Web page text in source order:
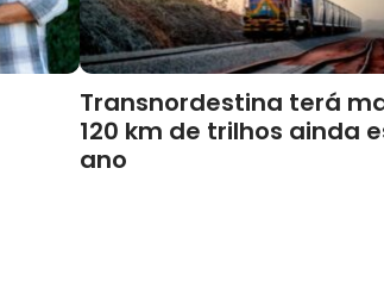
Transnordestina terá
120 km de trilhos ainda
ano